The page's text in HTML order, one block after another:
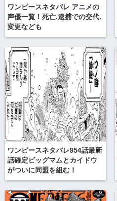
ワンピースネタバレ アニメの
声優一覧！死亡.逮捕での交代.
変更なども
ワンピースネタバレ954話最新
話確定ビッグマムとカイドウ
がついに同盟を組む！